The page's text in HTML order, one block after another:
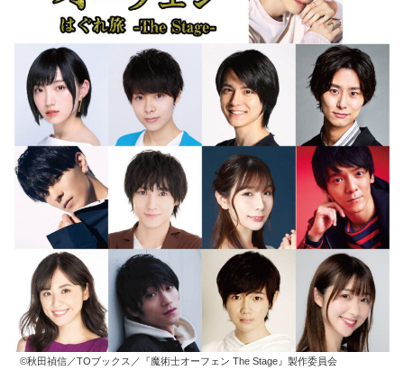
©秋田禎信／TOブックス／『魔術士オーフェン The Stage』製作委員会